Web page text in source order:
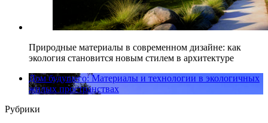
Природные материалы в современном дизайне: как
экология становится новым стилем в архитектуре
Дом будущего: Материалы и технологии в экологичных
жилых пространствах
Рубрики